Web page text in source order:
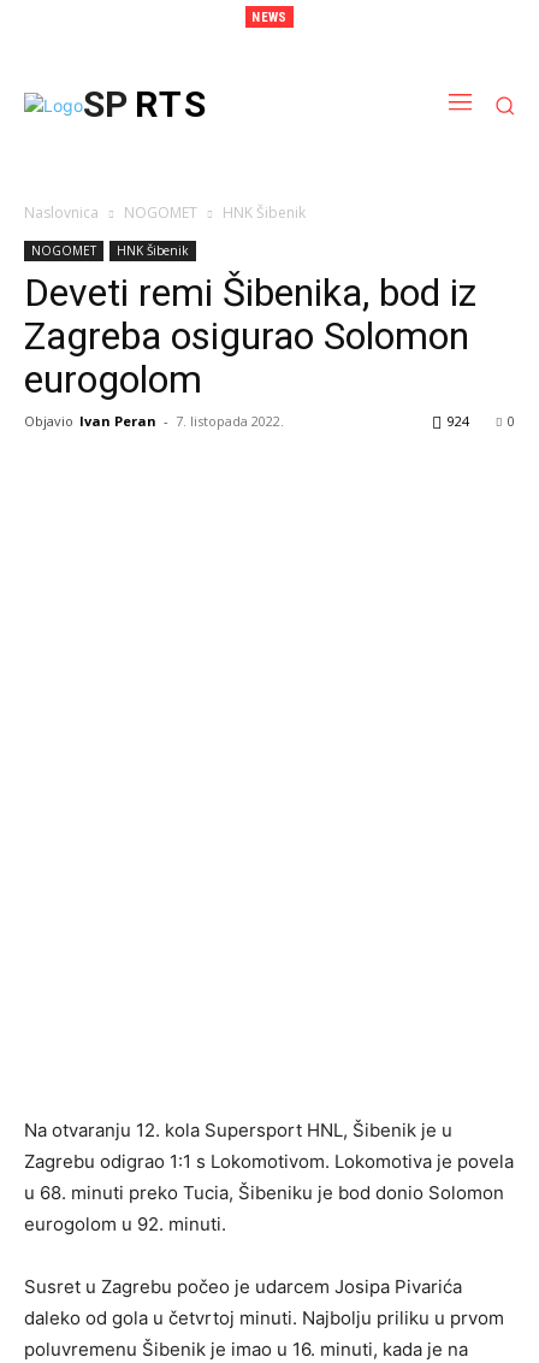
NEWS
SP RTS
Naslovnica NOGOMET HNK Šibenik
NOGOMET HNK Šibenik
Deveti remi Šibenika, bod iz
Zagreba osigurao Solomon
eurogolom
Objavio Ivan Peran - 7. listopada 2022. 0
924
Na otvaranju 12. kola Supersport HNL, Šibenik je u
Zagrebu odigrao 1:1 s Lokomotivom. Lokomotiva je povela
u 68. minuti preko Tucia, Šibeniku je bod donio Solomon
eurogolom u 92. minuti.
Susret u Zagrebu počeo je udarcem Josipa Pivarića
daleko od gola u četvrtoj minuti. Najbolju priliku u prvom
poluvremenu Šibenik je imao u 16. minuti, kada je na